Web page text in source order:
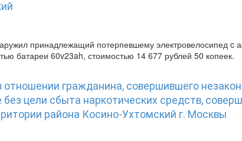
принадлежащий потерпевшему электровелосипед c
батареи 60v23ah, стоимостью 14 677 рублей 50 копеек.
отношении гражданина, совершившего
без цели сбыта наркотических средств,
района Косино-Ухтомский г. Москвы